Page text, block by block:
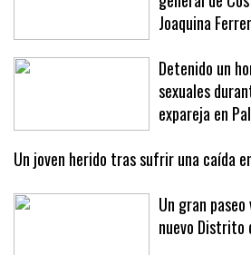
El Govern
general de
Joaquina Ferrer
Detenido un
sexuales
expareja en
Un joven herido tras sufrir una caída
Un gran